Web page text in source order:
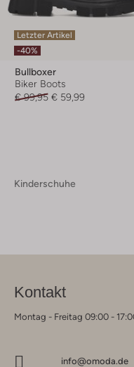
Letzter Artikel
-40%
Bullboxer
Biker Boots
€ 99,95 € 59,99
Kinderschuhe
Kontakt
Montag - Freitag 09:00 -
info@omoda.de